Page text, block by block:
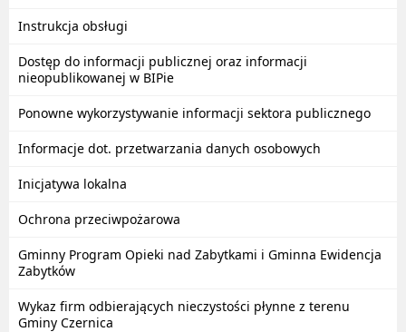
Instrukcja obsługi
Dostęp do informacji publicznej oraz informacji
nieopublikowanej w BIPie
Ponowne wykorzystywanie informacji sektora publicznego
Informacje dot. przetwarzania danych osobowych
Inicjatywa lokalna
Ochrona przeciwpożarowa
Gminny Program Opieki nad Zabytkami i Gminna Ewidencja
Zabytków
Wykaz firm odbierających nieczystości płynne z terenu
Gminy Czernica